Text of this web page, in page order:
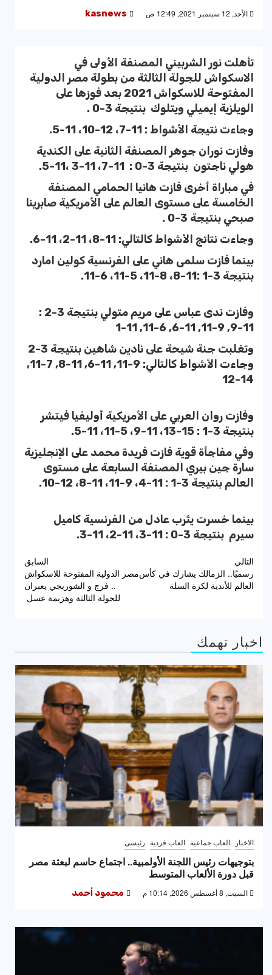
الأحد, 12 سبتمبر 2021, 12:49 ص kasnews
تأهلت نور الشربيني المصنفة الأولى في
الاسكواش للجولة الثالثة من بطولة مصر الدولية
المفتوحة للاسكواش 2021 بعد
فوزها على
الويلزية إيميلي ويتلوك بنتيجة 3-0 .
وجاءت نتيجة الأشواط : 11-7، 12-10، 11-5.
وفازت نوران جوهر المصنفة الثانية على الكندية
هولي ناجتون بنتيجة 3-0 : 11-7، 11-3 ،11-5.
في مباراة أخرى فازت هانيا الحمامي المصنفة
الخامسة على مستوى العالم على الأمريكية صابرينا
صبحي بنتيجة 3-0 .
وجاءت نتائج الأشواط كالتالي: 11-8، 11-2، 11-6.
بينما فازت سلمى هاني على الفرنسية كولين امارد
بنتيجة 3-1 :11-8، 8-11، 5-11، 6-11.
وفازت ندى عباس على مريم متولي بنتيجة 3-2 :
11-9, 9-11, 11-6, 6-11, 11-1
وتغلبت جنة شيحة على نادين شاهين بنتيجة 3-2
وجاءت الأشواط كالتالي: 9-11, 11-6, 11-8, 7-11,
14-12
وفازت روان العربي على الأمريكية أوليفيا فيتشر
بنتيجة 3-1 : 15-13، 11-9، 5-11، 11-5.
وفي مفاجأة قوية فازت فريدة محمد على الإنجليزية
سارة جين بيري المصنفة السابعة على مستوى
العالم بنتيجة 3-1 : 11-4، 9-11، 11-8، 12-10.
بينما خسرت يثرب عادل من الفرنسية كاميل
سيرم بنتيجة 3-0 : 11-3، 11-2، 11-3.
تصفّح
المقالات
السابق
مصر الدولية المفتوحة للاسكواش
.. فرج و الشوربجي يعبران
للجولة الثالثة وهزيمة عسل
التالي
رسميًا.. الزمالك يشارك في كأس
العالم للأندية لكرة السلة
اخبار تهمك
الاخبار العاب جماعية العاب فردية رئيسى
بتوجيهات رئيس اللجنة الأولمبية.. اجتماع حاسم لبعثة مصر
قبل دورة الألعاب المتوسط
السبت, 8 أغسطس 2026, 10:14 م محمود أحمد